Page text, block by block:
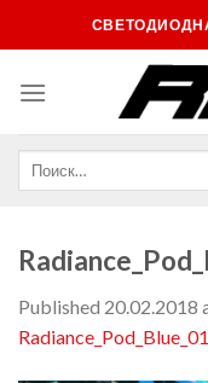
to
Published 20.02.2018